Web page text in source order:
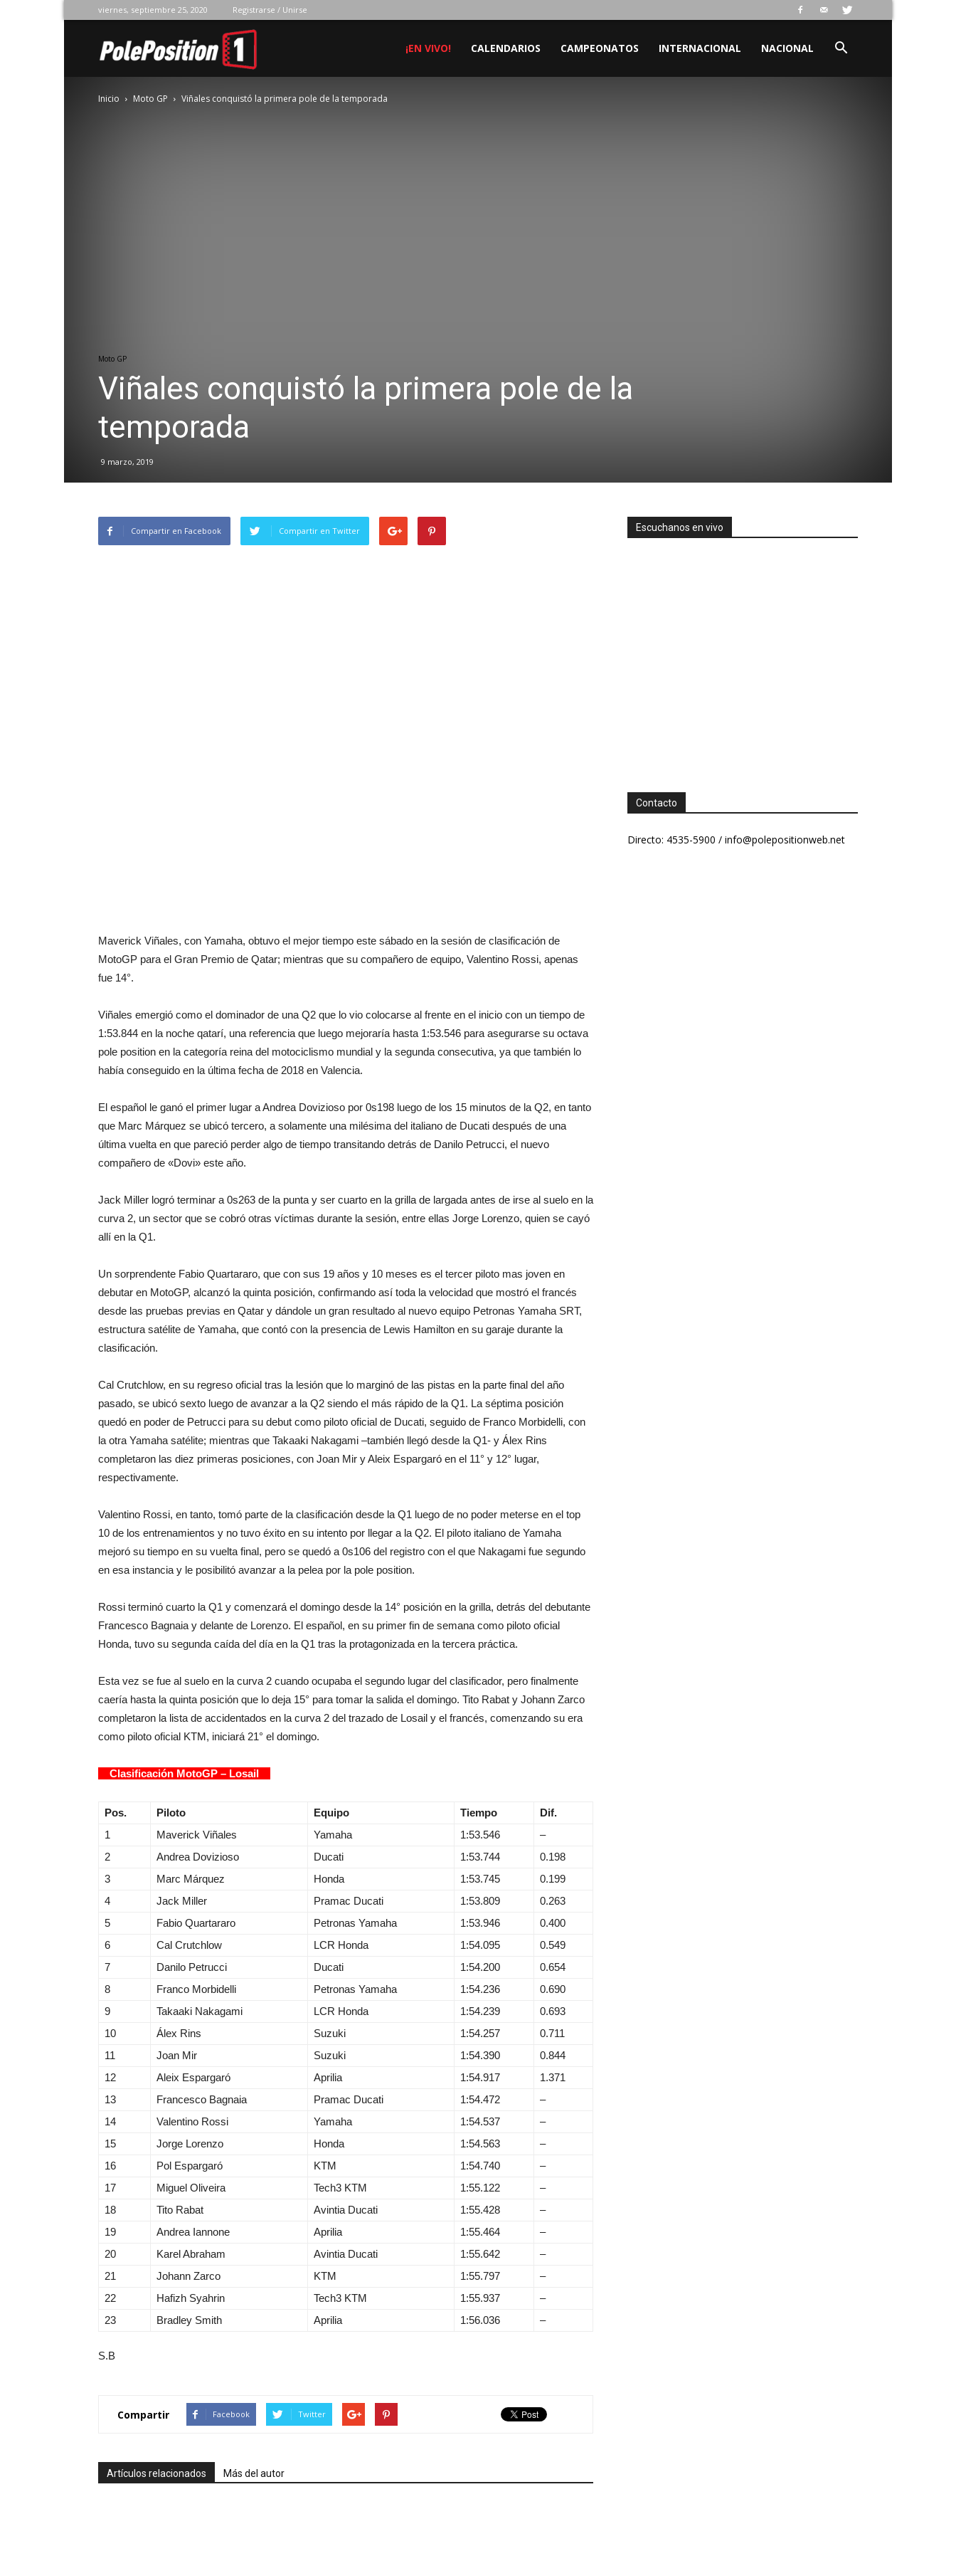
viernes, septiembre 25, 2020 Registrarse / Unirse
Position
¡EN VIVO! CALENDARIOS CAMPEONATOS INTERNACIONAL NACIONAL
Inicio Moto GP Viñales conquistó la primera pole de la temporada
Moto GP
Viñales conquistó la primera pole de la
temporada
9 marzo, 2019
Compartir en Facebook Compartir en Twitter
Maverick Viñales, con Yamaha, obtuvo el mejor tiempo este sábado en la sesión de clasificación de
MotoGP para el Gran Premio de Qatar; mientras que su compañero de equipo, Valentino Rossi, apenas
fue 14°.
Viñales emergió como el dominador de una Q2 que lo vio colocarse al frente en el inicio con un tiempo de
1:53.844 en la noche qatarí, una referencia que luego mejoraría hasta 1:53.546 para asegurarse su octava
pole position en la categoría reina del motociclismo mundial y la segunda consecutiva, ya que también lo
había conseguido en la última fecha de 2018 en Valencia.
El español le ganó el primer lugar a Andrea Dovizioso por 0s198 luego de los 15 minutos de la Q2, en tanto
que Marc Márquez se ubicó tercero, a solamente una milésima del italiano de Ducati después de una
última vuelta en que pareció perder algo de tiempo transitando detrás de Danilo Petrucci, el nuevo
compañero de «Dovi» este año.
Jack Miller logró terminar a 0s263 de la punta y ser cuarto en la grilla de largada antes de irse al suelo en la
curva 2, un sector que se cobró otras víctimas durante la sesión, entre ellas Jorge Lorenzo, quien se cayó
allí en la Q1.
Un sorprendente Fabio Quartararo, que con sus 19 años y 10 meses es el tercer piloto mas joven en
debutar en MotoGP, alcanzó la quinta posición, confirmando así toda la velocidad que mostró el francés
desde las pruebas previas en Qatar y dándole un gran resultado al nuevo equipo Petronas Yamaha SRT,
estructura satélite de Yamaha, que contó con la presencia de Lewis Hamilton en su garaje durante la
clasificación.
Cal Crutchlow, en su regreso oficial tras la lesión que lo marginó de las pistas en la parte final del año
pasado, se ubicó sexto luego de avanzar a la Q2 siendo el más rápido de la Q1. La séptima posición
quedó en poder de Petrucci para su debut como piloto oficial de Ducati, seguido de Franco Morbidelli, con
la otra Yamaha satélite; mientras que Takaaki Nakagami –también llegó desde la Q1- y Álex Rins
completaron las diez primeras posiciones, con Joan Mir y Aleix Espargaró en el 11° y 12° lugar,
respectivamente.
Valentino Rossi, en tanto, tomó parte de la clasificación desde la Q1 luego de no poder meterse en el top
10 de los entrenamientos y no tuvo éxito en su intento por llegar a la Q2. El piloto italiano de Yamaha
mejoró su tiempo en su vuelta final, pero se quedó a 0s106 del registro con el que Nakagami fue segundo
en esa instancia y le posibilitó avanzar a la pelea por la pole position.
Rossi terminó cuarto la Q1 y comenzará el domingo desde la 14° posición en la grilla, detrás del debutante
Francesco Bagnaia y delante de Lorenzo. El español, en su primer fin de semana como piloto oficial
Honda, tuvo su segunda caída del día en la Q1 tras la protagonizada en la tercera práctica.
Esta vez se fue al suelo en la curva 2 cuando ocupaba el segundo lugar del clasificador, pero finalmente
caería hasta la quinta posición que lo deja 15° para tomar la salida el domingo. Tito Rabat y Johann Zarco
completaron la lista de accidentados en la curva 2 del trazado de Losail y el francés, comenzando su era
como piloto oficial KTM, iniciará 21° el domingo.
Clasificación MotoGP – Losail
Pos. Piloto Equipo Tiempo
Dif.
1
Maverick Viñales Yamaha 1:53.546
–
2
Andrea Dovizioso Ducati 1:53.744
0.198
3
Marc Márquez Honda 1:53.745
0.199
4
Jack Miller Pramac Ducati 1:53.809
0.263
5
Fabio Quartararo Petronas Yamaha 1:53.946
0.400
6
Cal Crutchlow LCR Honda 1:54.095
0.549
7
Danilo Petrucci Ducati 1:54.200
0.654
8
Franco Morbidelli Petronas Yamaha 1:54.236
0.690
9
Takaaki Nakagami LCR Honda 1:54.239
0.693
10
Álex Rins Suzuki 1:54.257
0.711
11
Joan Mir Suzuki 1:54.390
0.844
12
Aleix Espargaró Aprilia 1:54.917
1.371
13
Francesco Bagnaia Pramac Ducati 1:54.472
–
14
Valentino Rossi Yamaha 1:54.537
–
15
Jorge Lorenzo Honda 1:54.563
–
16
Pol Espargaró KTM 1:54.740
–
17
Miguel Oliveira Tech3 KTM 1:55.122
–
18
Tito Rabat Avintia Ducati 1:55.428
–
19
Andrea Iannone Aprilia 1:55.464
–
20
Karel Abraham Avintia Ducati 1:55.642
–
21
Johann Zarco KTM 1:55.797
–
22
Hafizh Syahrin Tech3 KTM 1:55.937
–
23
Bradley Smith Aprilia 1:56.036 –
S.B
Compartir Facebook Twitter
Artículos relacionados Más del autor
Escuchanos en vivo
Contacto
Directo: 4535-5900 / info@polepositionweb.net